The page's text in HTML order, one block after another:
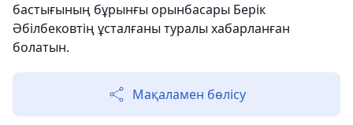
бастығының бұрынғы орынбасары Берік
Әбілбековтің ұсталғаны туралы хабарланған
болатын.
Мақаламен бөлісу